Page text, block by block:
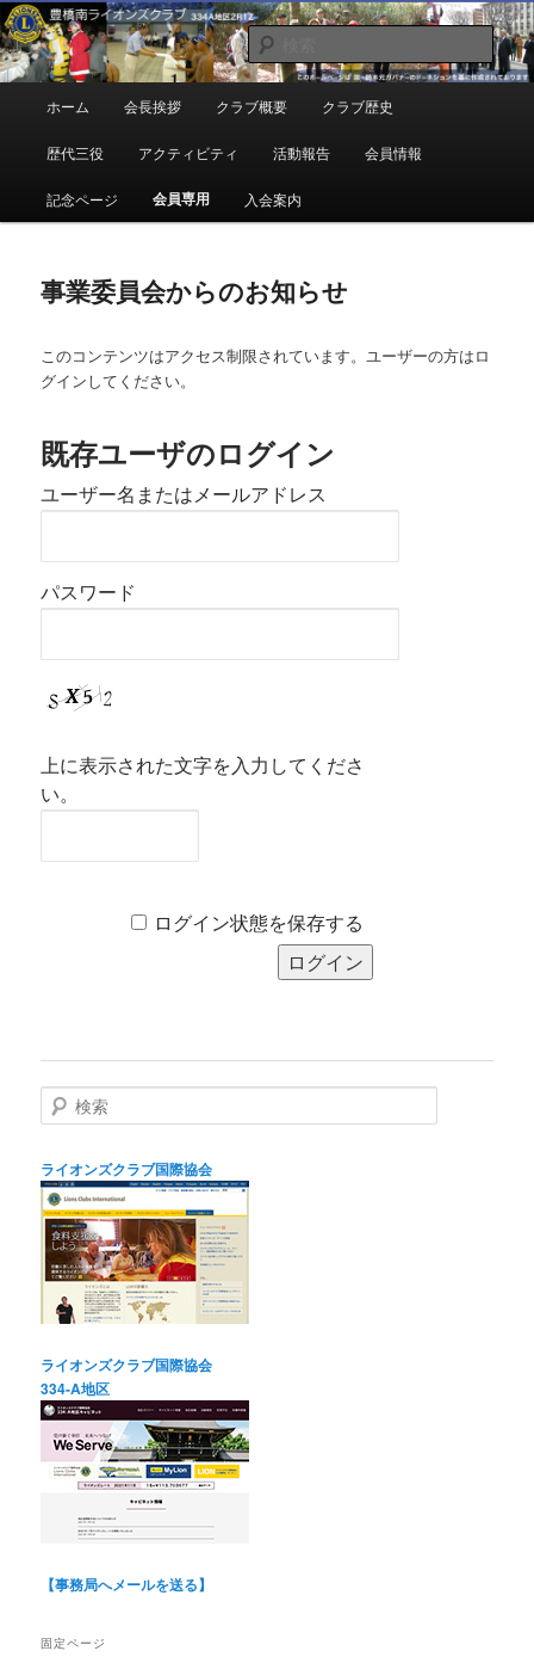
メ
イ
ン
コ
豊橋南ライオンズクラブ
地域奉仕ボランティア
検
索
ュ
ホーム 会長挨拶 クラブ概要 クラブ歴史
歴代三役 アクティビティ 活動報告 会員情報
記念ページ 会員専用 入会案内
事業委員会からのお知らせ
このコンテンツはアクセス制限されています。ユーザーの方はロ
グインしてください。
既存ユーザのログイン
ユーザー名またはメールアドレス
パスワード
上に表示された文字を入力してくださ
い。
ログイン状態を保存する
検
索
ライオンズクラブ国際協会
ライオンズクラブ国際協会
334-A地区
【事務局へメールを送る】
固定ページ